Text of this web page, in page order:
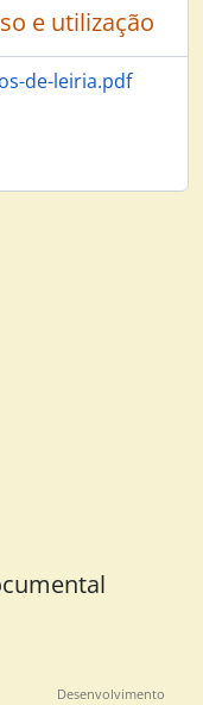
e utilização
de-leiria.pdf
Desenvolvimento